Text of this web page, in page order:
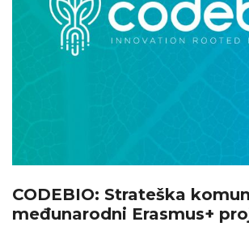
CODEBIO: Strateška
međunarodni Erasmus+